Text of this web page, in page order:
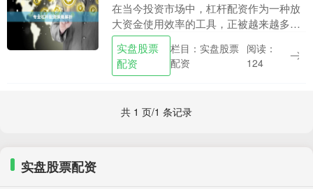
在当今投资市场中，杠杆配资作为一种放
大资金使用效率的工具，正被越来越多专
业投资者所关注。然而，杠杆是一把双刃
剑，既能放大收益，也会加剧亏损风险。
本文将深入解析专....
实盘股票
配资
栏目：实盘股票
配资
阅读：
124
共 1 页/1 条记录
实盘股票配资